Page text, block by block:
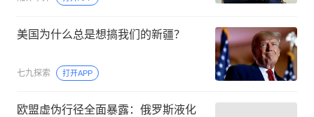
美国为什么总是想搞我们的新疆？
七九探索 打开APP
欧盟虚伪行径全面暴露：俄罗斯液化